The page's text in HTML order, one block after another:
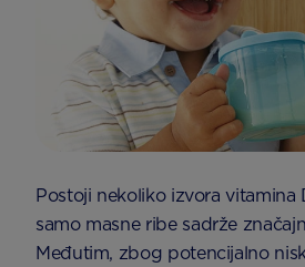
Postoji nekoliko izvora vitamina
samo masne ribe sadrže
Međutim, zbog potencijalno